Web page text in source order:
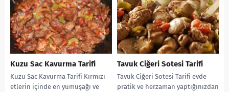
Kuzu Sac Kavurma Tarifi
Kuzu Sac Kavurma Tarifi Kırmızı
etlerin içinde en yumuşağı ve
Tavuk Ciğeri Sotesi Tarifi
Tavuk Ciğeri Sotesi Tarifi evde
pratik ve herzaman yaptığınızdan